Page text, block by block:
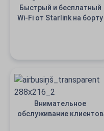
Быстрый и бесплатный
Wi-Fi от Starlink на борту
Внимательное
обслуживание клиентов